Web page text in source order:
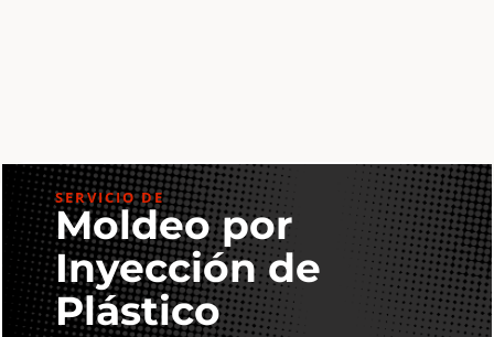
SERVICIO DE
Moldeo por
Inyección de
Plástico